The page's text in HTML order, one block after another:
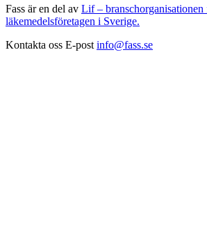
Fass är en del av Lif – branschorganisationen
läkemedelsföretagen i Sverige.
Kontakta oss E-post info@fass.se